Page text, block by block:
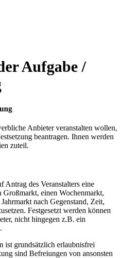
Aufgabe /
Anbieter veranstalten wollen,
beantragen. Ihnen werden
zuteil.
Antrag des Veranstalters eine
Großmarkt, einen Wochenmarkt,
nach Gegenstand, Zeit,
Festgesetzt werden können
nicht hingegen z.B. ein
ist grundsätzlich erlaubnisfrei
sind Befreiungen von ansonsten